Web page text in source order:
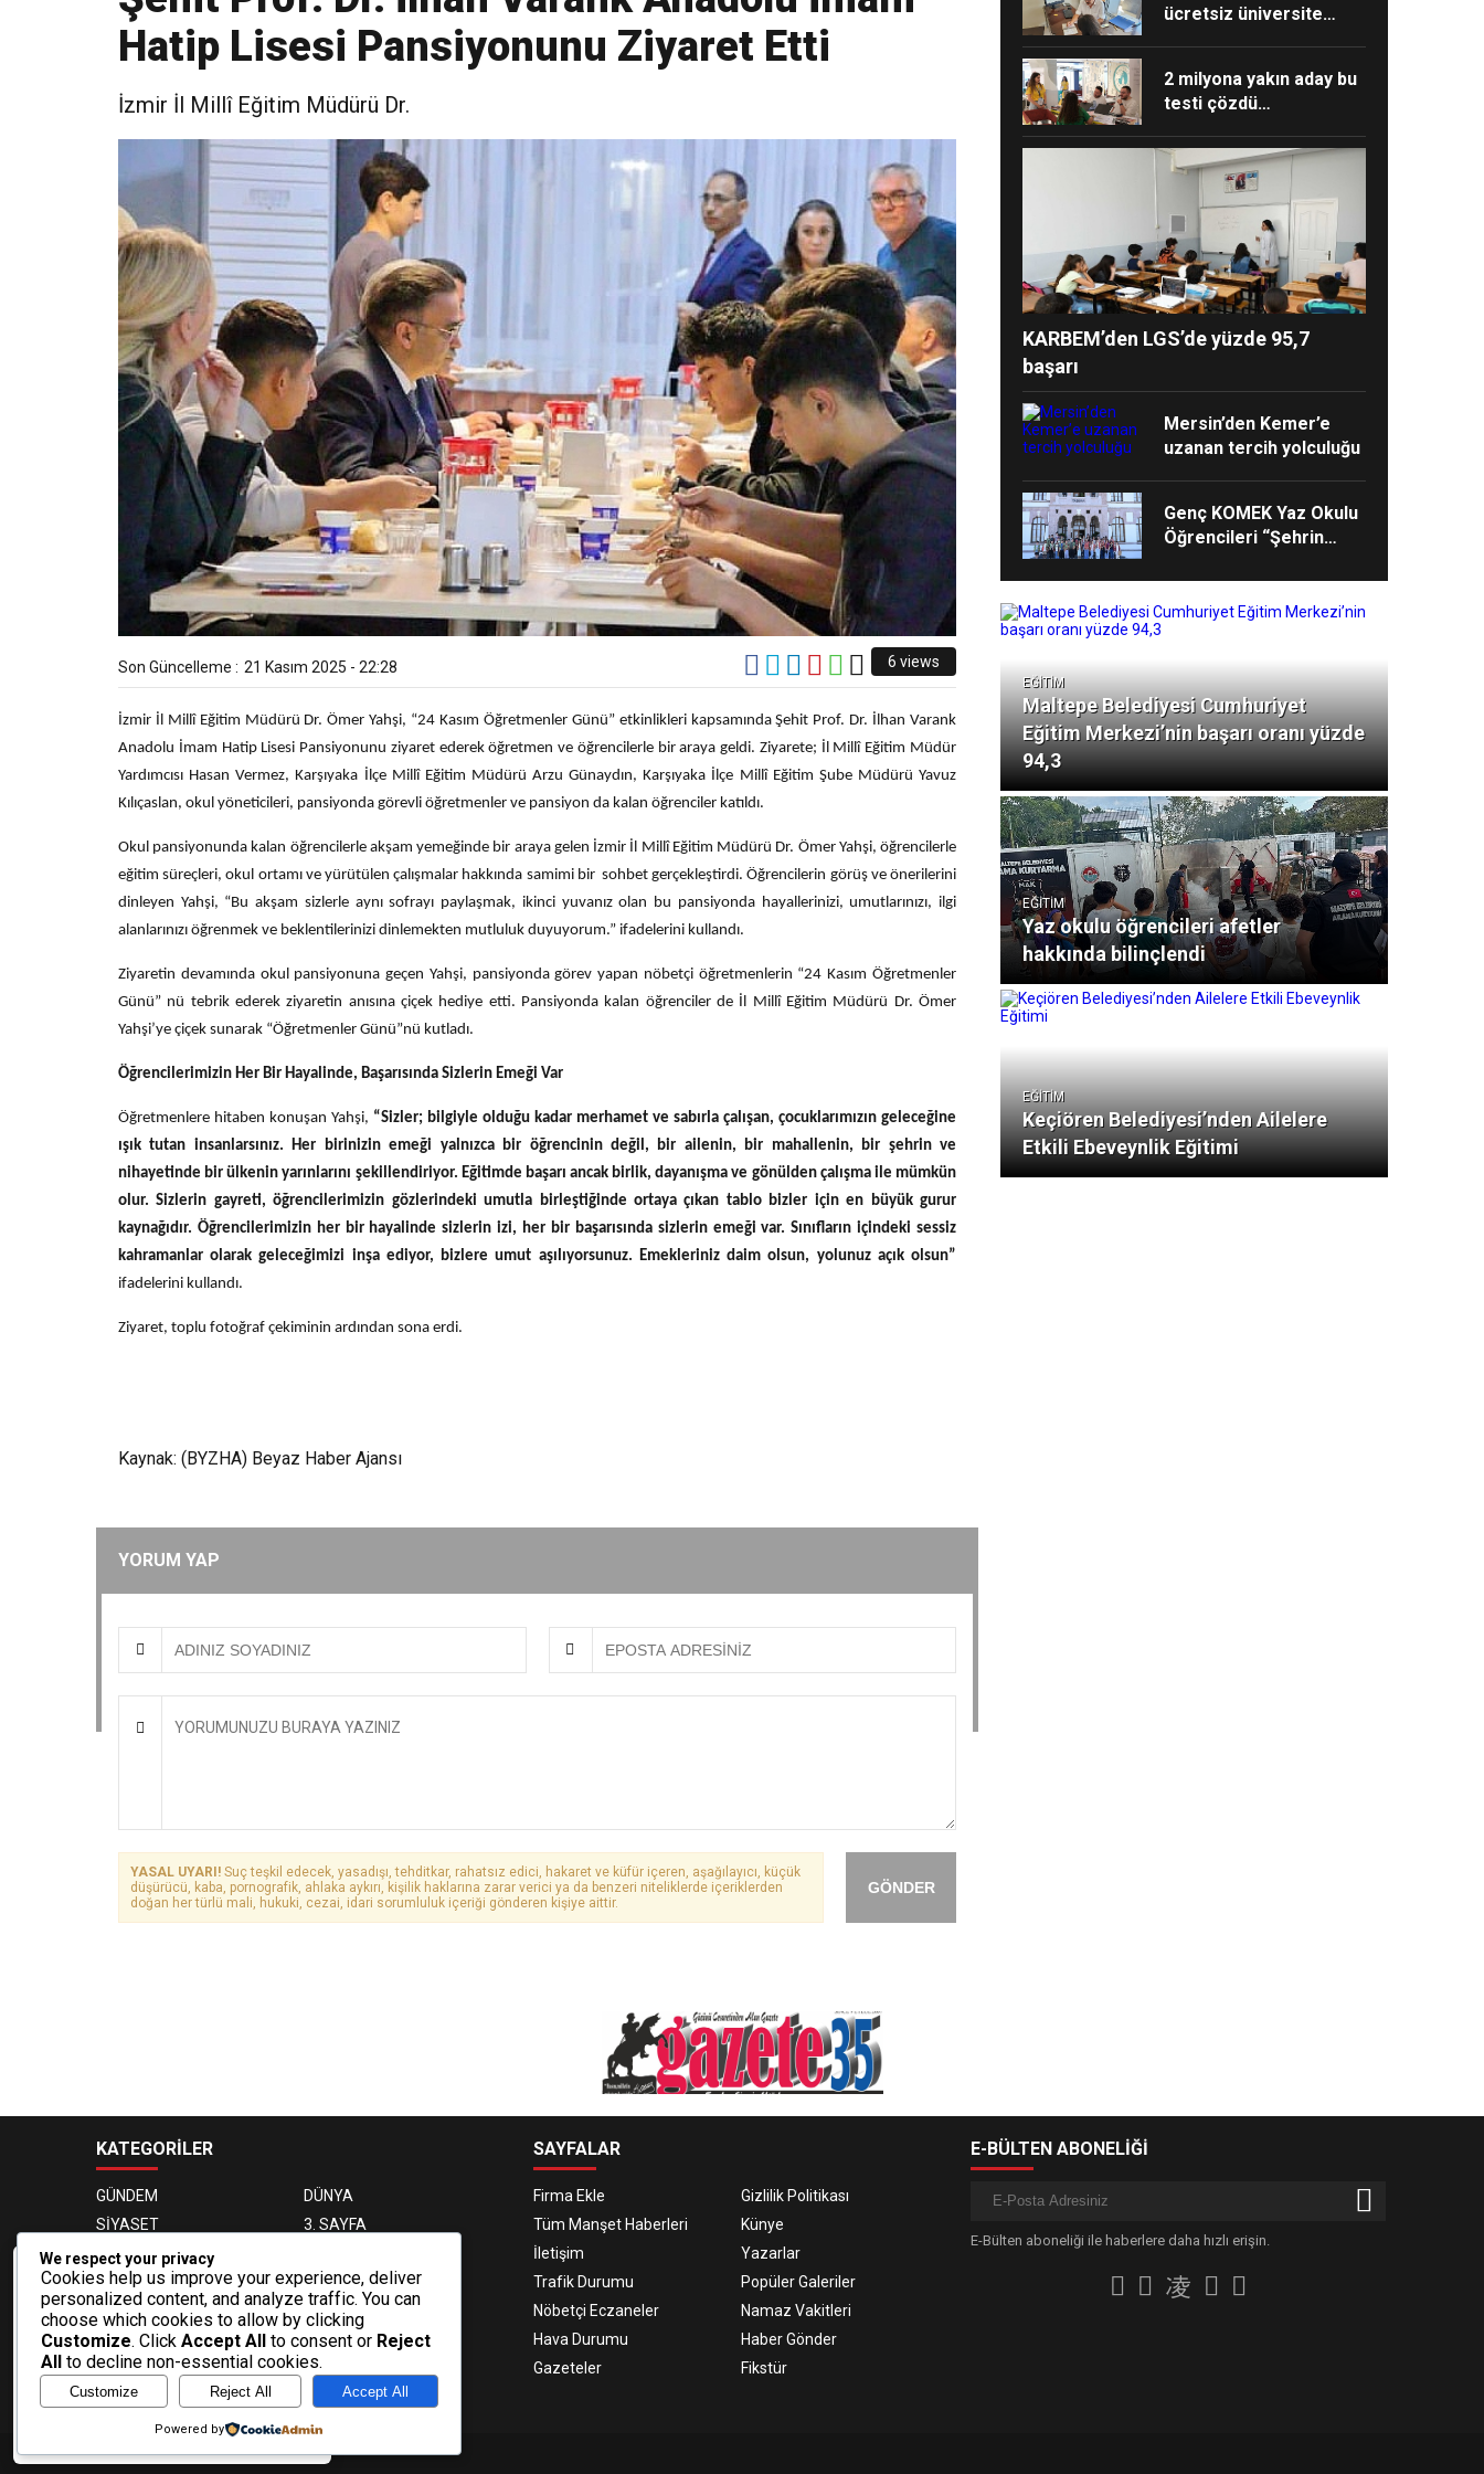
Veri politikasındaki amaçlarla sınırlı ve
mevzuata uygun şekilde çerez
konumlandırmaktayız. Detaylar için veri
politikamızı inceleyebilirsiniz.
Daha fazla bilgi
Hatip Lisesi Pansiyonunu Ziyaret Etti
İzmir İl Millî Eğitim Müdürü Dr.
Son Güncelleme : 21 Kasım 2025 - 22:28 6 views
İzmir İl Millî Eğitim Müdürü Dr. Ömer Yahşi, “24 Kasım Öğretmenler Günü” etkinlikleri kapsamında Şehit Prof. Dr. İlhan Varank
Anadolu İmam Hatip Lisesi Pansiyonunu ziyaret ederek öğretmen ve öğrencilerle bir araya geldi. Ziyarete; İl Millî Eğitim Müdür
Yardımcısı Hasan Vermez, Karşıyaka İlçe Millî Eğitim Müdürü Arzu Günaydın, Karşıyaka İlçe Millî Eğitim Şube Müdürü Yavuz
Kılıçaslan, okul yöneticileri, pansiyonda görevli öğretmenler ve pansiyon da kalan öğrenciler katıldı.
Okul pansiyonunda kalan öğrencilerle akşam yemeğinde bir araya gelen İzmir İl Millî Eğitim Müdürü Dr. Ömer Yahşi, öğrencilerle
eğitim süreçleri, okul ortamı ve yürütülen çalışmalar hakkında samimi bir sohbet gerçekleştirdi. Öğrencilerin görüş ve önerilerini
dinleyen Yahşi, “Bu akşam sizlerle aynı sofrayı paylaşmak, ikinci yuvanız olan bu pansiyonda hayallerinizi, umutlarınızı, ilgi
alanlarınızı öğrenmek ve beklentilerinizi dinlemekten mutluluk duyuyorum.” ifadelerini kullandı.
Ziyaretin devamında okul pansiyonuna geçen Yahşi, pansiyonda görev yapan nöbetçi öğretmenlerin “24 Kasım Öğretmenler
Günü” nü tebrik ederek ziyaretin anısına çiçek hediye etti. Pansiyonda kalan öğrenciler de İl Millî Eğitim Müdürü Dr. Ömer
Yahşi’ye çiçek sunarak “Öğretmenler Günü”nü kutladı.
Öğrencilerimizin Her Bir Hayalinde, Başarısında Sizlerin Emeği Var
Öğretmenlere hitaben konuşan Yahşi, “Sizler; bilgiyle olduğu kadar merhamet ve sabırla çalışan, çocuklarımızın geleceğine
ışık tutan insanlarsınız. Her birinizin emeği yalnızca bir öğrencinin değil, bir ailenin, bir mahallenin, bir şehrin ve
nihayetinde bir ülkenin yarınlarını şekillendiriyor. Eğitimde başarı ancak birlik, dayanışma ve gönülden çalışma ile mümkün
olur. Sizlerin gayreti, öğrencilerimizin gözlerindeki umutla birleştiğinde ortaya çıkan tablo bizler için en büyük gurur
kaynağıdır. Öğrencilerimizin her bir hayalinde sizlerin izi, her bir başarısında sizlerin emeği var. Sınıfların içindeki sessiz
kahramanlar olarak geleceğimizi inşa ediyor, bizlere umut aşılıyorsunuz. Emekleriniz daim olsun, yolunuz açık olsun”
ifadelerini kullandı.
Ziyaret, toplu fotoğraf çekiminin ardından sona erdi.
Kaynak: (BYZHA) Beyaz Haber Ajansı
YORUM YAP
GÖNDER
YASAL UYARI! Suç teşkil edecek, yasadışı, tehditkar, rahatsız edici, hakaret ve küfür içeren, aşağılayıcı, küçük
düşürücü, kaba, pornografik, ahlaka aykırı, kişilik haklarına zarar verici ya da benzeri niteliklerde içeriklerden
doğan her türlü mali, hukuki, cezai, idari sorumluluk içeriği gönderen kişiye aittir.
ücretsiz üniversite
2 milyona yakın aday bu
testi çözdü…
KARBEM’den LGS’de yüzde 95,7
başarı
Mersin’den Kemer’e
uzanan tercih yolculuğu
Genç KOMEK Yaz Okulu
Öğrencileri “Şehrin
EĞİTİM
Maltepe Belediyesi Cumhuriyet
Eğitim Merkezi’nin başarı oranı yüzde
94,3
EĞİTİM
Yaz okulu öğrencileri afetler
hakkında bilinçlendi
EĞİTİM
Keçiören Belediyesi’nden Ailelere
Etkili Ebeveynlik Eğitimi
KATEGORİLER
GÜNDEM
DÜNYA
SİYASET
3. SAYFA
EKONOMİ
MAGAZİN
OTOMOBİL
SAĞLIK
SPOR
TEKNOLOJİ
VIDEO GALERİ
FOTO GALERİ
VİZYONDAKİLER
BİYOGRAFİLER
SAYFALAR
Firma Ekle
Gizlilik Politikası
Tüm Manşet Haberleri
Künye
İletişim
Yazarlar
Trafik Durumu
Popüler Galeriler
Nöbetçi Eczaneler
Namaz Vakitleri
Hava Durumu
Haber Gönder
Gazeteler
Fikstür
E-BÜLTEN ABONELİĞİ
E-Bülten aboneliği ile haberlere daha hızlı erişin.
We respect your privacy
Cookies help us improve your experience, deliver
personalized content, and analyze traffic. You can
choose which cookies to allow by clicking
Customize. Click Accept All to consent or Reject
All
to decline non-essential cookies.
Customize Reject All Accept All
Powered by